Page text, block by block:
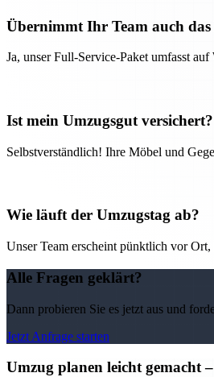
Übernimmt Ihr Team auch
Ja, unser Full-Service-Paket umfasst
Ist mein Umzugsgut versichert?
Selbstverständlich! Ihre Möbel und
Wie läuft der Umzugstag ab?
Unser Team erscheint pünktlich vor
Alle Fragen geklärt?
Dann probieren Sie es jetzt aus und
Jetzt Anfrage starten
Umzug planen leicht gemacht